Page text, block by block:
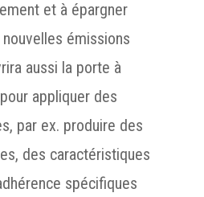
et à épargner
émissions
aussi la porte à
appliquer des
par ex. produire des
des caractéristiques
spécifiques